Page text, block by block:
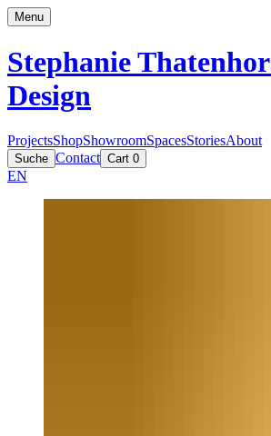
Menu
Stephanie
Design
ProjectsShopShowroomSpacesStoriesAbout
Suche Contact Cart 0
EN